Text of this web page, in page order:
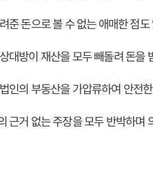
준 돈으로 볼 수 없는 애매한 점
대방이 재산을 모두 빼돌려 돈을
인의 부동산을 가압류하여 안전
근거 없는 주장을 모두 반박하며